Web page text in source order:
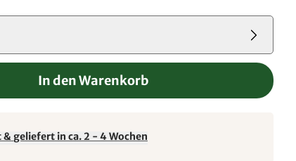
In den Warenkorb
geliefert in ca. 2 - 4 Wochen